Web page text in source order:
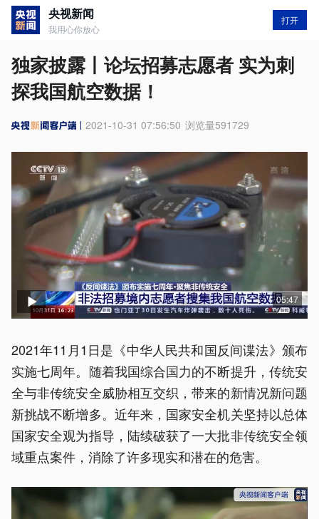
央视新闻
我用心你放心
打开
独家披露丨论坛招募志愿者 实为刺
探我国航空数据！
2021-10-31 07:56:50 浏览量591729
05:47
2021年11月1日是《中华人民共和国反间谍法》颁布
实施七周年。随着我国综合国力的不断提升，传统安
全与非传统安全威胁相互交织，带来的新情况新问题
新挑战不断增多。近年来，国家安全机关坚持以总体
国家安全观为指导，陆续破获了一大批非传统安全领
域重点案件，消除了许多现实和潜在的危害。